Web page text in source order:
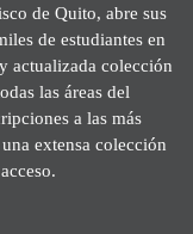
de Quito, abre sus
de estudiantes en
actualizada colección
las áreas del
a las más
extensa colección